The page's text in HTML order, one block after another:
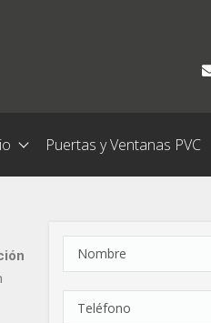
Puertas y Ventanas PVC